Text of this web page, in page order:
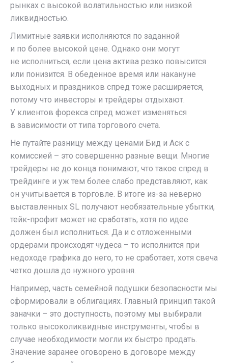
рынках с высокой волатильностью или низкой
ликвидностью.
Лимитные заявки исполняются по заданной
и по более высокой цене. Однако они могут
не исполниться, если цена актива резко повысится
или понизится. В обеденное время или накануне
выходных и праздников спред тоже расширяется,
потому что инвесторы и трейдеры отдыхают.
У клиентов форекса спред может изменяться
в зависимости от типа торгового счета.
Не путайте разницу между ценами Бид и Аск с
комиссией – это совершенно разные вещи. Многие
трейдеры не до конца понимают, что такое спред в
трейдинге и уж тем более слабо представляют, как
он учитывается в торговле. В итоге из-за неверно
выставленных SL получают необязательные убытки,
тейк-профит может не сработать, хотя по идее
должен был исполниться. Да и с отложенными
ордерами происходят чудеса – то исполнится при
недоходе графика до него, то не сработает, хотя свеча
четко дошла до нужного уровня.
Например, часть семейной подушки безопасности мы
сформировали в облигациях. Главный принцип такой
заначки – это доступность, поэтому мы выбирали
только высоколиквидные инструменты, чтобы в
случае необходимости могли их быстро продать.
Значение заранее оговорено в договоре между